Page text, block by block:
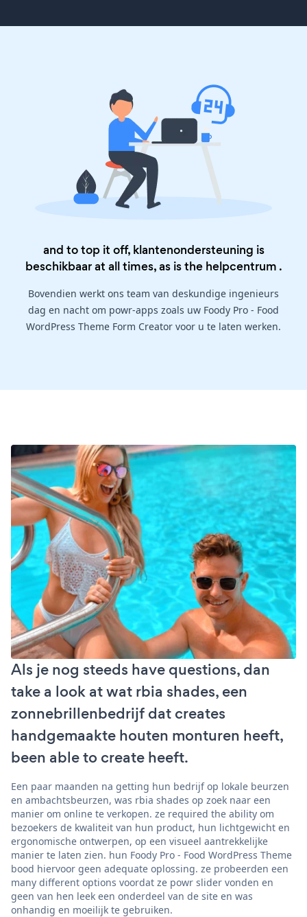
and to top it off, klantenondersteuning is
beschikbaar at all times, as is the helpcentrum .
Bovendien werkt ons team van deskundige ingenieurs
dag en nacht om powr-apps zoals uw Foody Pro - Food
WordPress Theme Form Creator voor u te laten werken.
Als je nog steeds have questions, dan
take a look at wat rbia shades, een
zonnebrillenbedrijf dat creates
handgemaakte houten monturen heeft,
been able to create heeft.
Een paar maanden na getting hun bedrijf op lokale beurzen
en ambachtsbeurzen, was rbia shades op zoek naar een
manier om online te verkopen. ze required the ability om
bezoekers de kwaliteit van hun product, hun lichtgewicht en
ergonomische ontwerpen, op een visueel aantrekkelijke
manier te laten zien. hun Foody Pro - Food WordPress Theme
bood hiervoor geen adequate oplossing. ze probeerden een
many different options voordat ze powr slider vonden en
geen van hen leek een onderdeel van de site en was
onhandig en moeilijk te gebruiken.